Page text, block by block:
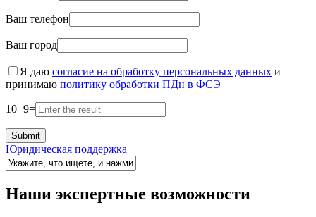
Ваш телефон
Ваш город
Я даю согласие на обработку персональных данных и
принимаю политику обработки ПДн в ФСЭ
10+9=
Юридическая поддержка
Наши экспертные возможности